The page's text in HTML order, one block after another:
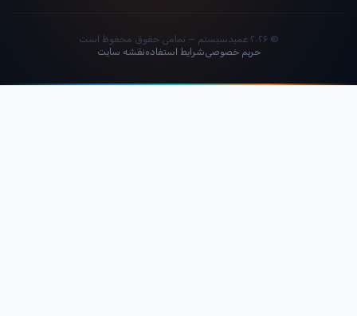
حریم خصوصیشرایط استفادهنقشه سایت